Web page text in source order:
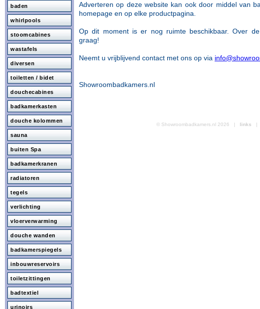
baden
whirlpools
stoomcabines
wastafels
diversen
toiletten / bidet
douchecabines
badkamerkasten
douche kolommen
sauna
buiten Spa
badkamerkranen
radiatoren
tegels
verlichting
vloerverwarming
douche wanden
badkamerspiegels
inbouwreservoirs
toiletzittingen
badtextiel
urinoirs
Adverteren op deze website kan ook door middel van
homepage en op elke productpagina.
Op dit moment is er nog ruimte beschikbaar.Over
graag!
Neemt u vrijblijvend contact met ons op via
Showroombadkamers.nl
© Showroombadkamers.nl 2026 | links |